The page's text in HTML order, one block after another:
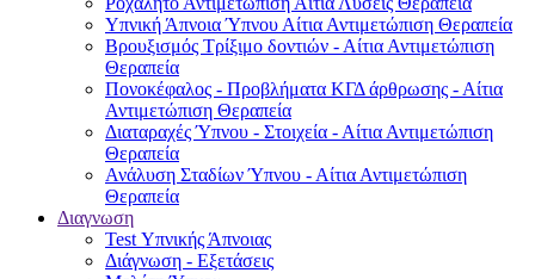
Υπνική Άπνοια Ύπνου Αίτια Αντιμετώπιση Θεραπεία
Βρουξισμός Τρίξιμο δοντιών - Αίτια Αντιμετώπιση
Θεραπεία
Πονοκέφαλος - Προβλήματα ΚΓΔ άρθρωσης - Αίτια
Αντιμετώπιση Θεραπεία
Διαταραχές Ύπνου - Στοιχεία - Αίτια Αντιμετώπιση
Θεραπεία
Ανάλυση Σταδίων Ύπνου - Αίτια Αντιμετώπιση
Θεραπεία
Διαγνωση
Test Υπνικής Άπνοιας
Διάγνωση - Εξετάσεις